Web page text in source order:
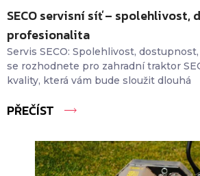
SECO servisní síť – spolehlivost,
profesionalita
Servis SECO: Spolehlivost,
se rozhodnete pro zahradní traktor
kvality, která vám bude sloužit dlouhá
PŘEČÍST